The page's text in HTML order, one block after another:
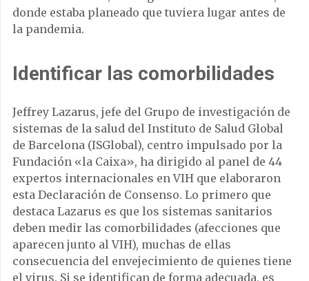
donde estaba planeado que tuviera lugar antes de
la pandemia.
Identificar las comorbilidades
Jeffrey Lazarus, jefe del Grupo de investigación de
sistemas de la salud del Instituto de Salud Global
de Barcelona (ISGlobal), centro impulsado por la
Fundación «la Caixa», ha dirigido al panel de 44
expertos internacionales en VIH que elaboraron
esta Declaración de Consenso. Lo primero que
destaca Lazarus es que los sistemas sanitarios
deben medir las comorbilidades (afecciones que
aparecen junto al VIH), muchas de ellas
consecuencia del envejecimiento de quienes tiene
el virus. Si se identifican de forma adecuada, es